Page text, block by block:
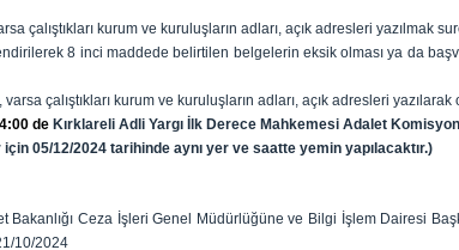
çalıştıkları kurum ve kuruluşların adları, açık adresleri yazılmak
8 inci maddede belirtilen belgelerin eksik olması ya da
çalıştıkları kurum ve kuruluşların adları, açık adresleri
de Kırklareli Adli Yargı İlk Derece Mahkemesi Adalet
05/12/2024 tarihinde aynı yer ve saatte yemin yapılacaktır.)
Ceza İşleri Genel Müdürlüğüne ve Bilgi İşlem Dairesi
10/2024